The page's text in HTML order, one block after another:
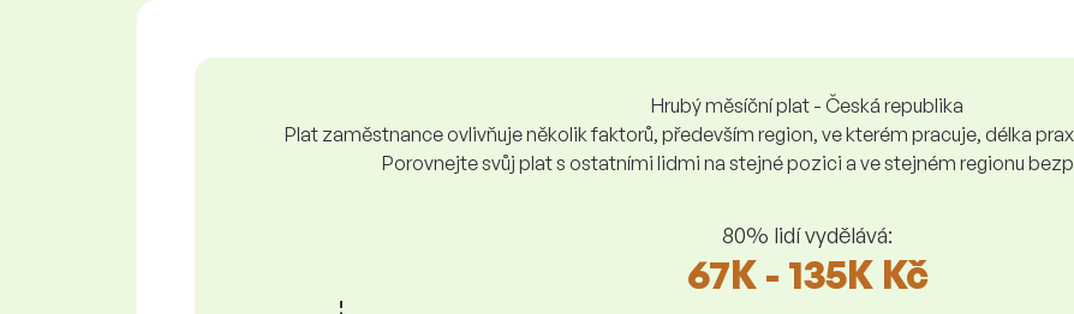
Hrubý měsíční plat - Česká republika
Plat zaměstnance ovlivňuje několik faktorů, především region, ve kterém pracuje, délka
Porovnejte svůj plat s ostatními lidmi na stejné pozici a ve stejném regionu
80% lidí vydělává:
67K - 135K Kč